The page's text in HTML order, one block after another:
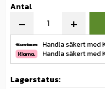
Antal
+
-
Handla säkert med
Handla säkert med
Lagerstatus